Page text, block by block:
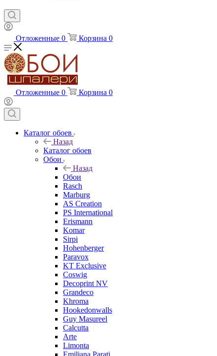
Отложенные 0 Корзина 0
Отложенные 0 Корзина 0
Каталог обоев
Назад
Каталог обоев
Обои
Назад
Обои
Rasch
Marburg
AS Creation
PS International
Erismann
Komar
Sirpi
Hohenberger
Paravox
KT Exclusive
Coswig
Decoprint NV
Grandeco
Khroma
Hookedonwalls
Guy Masureel
Calcutta
Arte
Limonta
Emiliana Parati